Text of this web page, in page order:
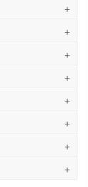
+
+
+
+
+
+
+
+